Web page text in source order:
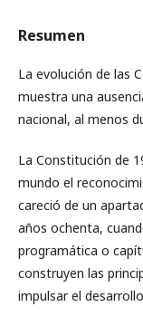
Resumen
La evolución de las
muestra una
nacional, al menos
La Constitución de
mundo el
careció de un
años ochenta,
programática o
construyen las
impulsar el